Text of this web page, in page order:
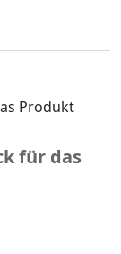
Leistungen
Verantwortung
für das